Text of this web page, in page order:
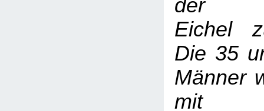
der
Eichel
Die 35
Männer
mit